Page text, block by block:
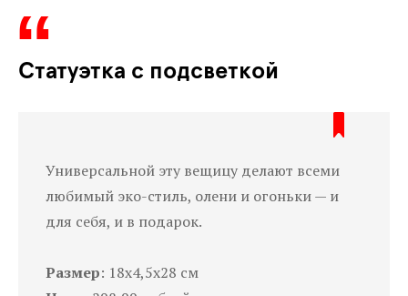
Статуэтка с подсветкой
Универсальной эту вещицу делают всеми
любимый эко-стиль, олени и огоньки — и
для себя, и в подарок.
Размер: 18х4,5х28 см